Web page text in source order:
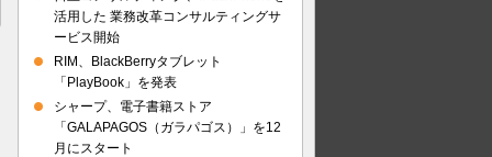
活用した 業務改革コンサルティングサ
ービス開始
RIM、BlackBerryタブレット
「PlayBook」を発表
シャープ、電子書籍ストア
「GALAPAGOS（ガラパゴス）」を12
月にスタート